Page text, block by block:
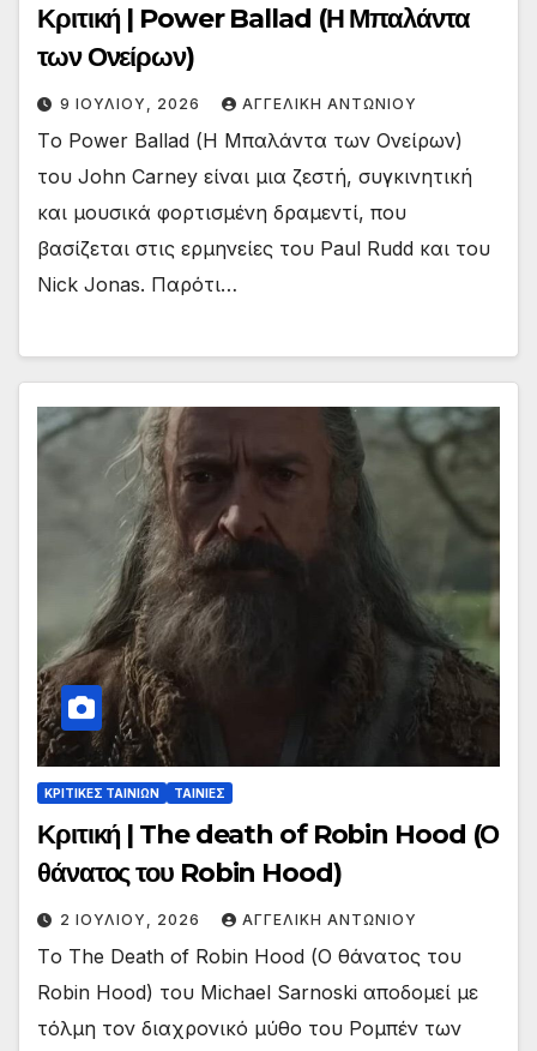
Κριτική | Power Ballad (Η Μπαλάντα
των Ονείρων)
9 ΙΟΥΛΊΟΥ, 2026 ΑΓΓΕΛΙΚΉ ΑΝΤΩΝΊΟΥ
Tο Power Ballad (Η Μπαλάντα των Ονείρων)
του John Carney είναι μια ζεστή, συγκινητική
και μουσικά φορτισμένη δραμεντί, που
βασίζεται στις ερμηνείες του Paul Rudd και του
Nick Jonas. Παρότι…
ΚΡΙΤΙΚΕΣ ΤΑΙΝΙΩΝ ΤΑΙΝΙΕΣ
Κριτική | The death of Robin Hood (Ο
θάνατος του Robin Hood)
2 ΙΟΥΛΊΟΥ, 2026 ΑΓΓΕΛΙΚΉ ΑΝΤΩΝΊΟΥ
Tο The Death of Robin Hood (Ο θάνατος του
Robin Hood) του Michael Sarnoski αποδομεί με
τόλμη τον διαχρονικό μύθο του Ρομπέν των